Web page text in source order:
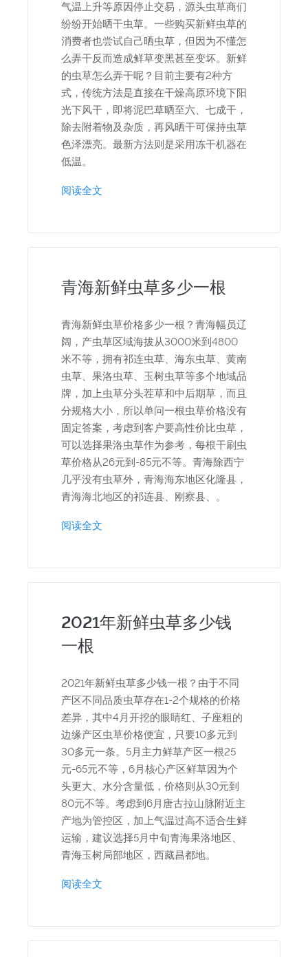
气温上升等原因停止交易，源头虫草商们
纷纷开始晒干虫草。一些购买新鲜虫草的
消费者也尝试自己晒虫草，但因为不懂怎
么弄干反而造成鲜草变黑甚至变坏。新鲜
的虫草怎么弄干呢？目前主要有2种方
式，传统方法是直接在干燥高原环境下阳
光下风干，即将泥巴草晒至六、七成干，
除去附着物及杂质，再风晒干可保持虫草
色泽漂亮。最新方法则是采用冻干机器在
低温。
阅读全文
青海新鲜虫草多少一根
青海新鲜虫草价格多少一根？青海幅员辽
阔，产虫草区域海拔从3000米到4800
米不等，拥有祁连虫草、海东虫草、黄南
虫草、果洛虫草、玉树虫草等多个地域品
牌，加上虫草分头茬草和中后期草，而且
分规格大小，所以单问一根虫草价格没有
固定答案，考虑到客户要高性价比虫草，
可以选择果洛虫草作为参考，每根干刷虫
草价格从26元到-85元不等。青海除西宁
几乎没有虫草外，青海海东地区化隆县，
青海海北地区的祁连县、刚察县、。
阅读全文
2021年新鲜虫草多少钱
一根
2021年新鲜虫草多少钱一根？由于不同
产区不同品质虫草存在1-2个规格的价格
差异，其中4月开挖的眼睛红、子座粗的
边缘产区虫草价格便宜，只要10多元到
30多元一条。5月主力鲜草产区一根25
元-65元不等，6月核心产区鲜草因为个
头更大、水分含量低，价格则从30元到
80元不等。考虑到6月唐古拉山脉附近主
产地为管控区，加上气温过高不适合生鲜
运输，建议选择5月中旬青海果洛地区、
青海玉树局部地区，西藏昌都地。
阅读全文